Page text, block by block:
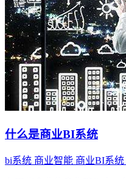
什么是商业BI系统
bi系统 商业智能 商业BI系统